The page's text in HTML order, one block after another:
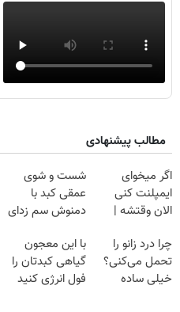
مطالب پیشنهادی
اگر میخوای
ایمپلنت کنی
الان وقتشه |
میلیون تومان!!!
شست و شوی
عمقی کبد با
دمنوش سم زدای
چرا درد زانو را
تحمل می‌کنی؟
خیلی ساده
با این معجون
گیاهی کبدتان را
فول انرژی کنید